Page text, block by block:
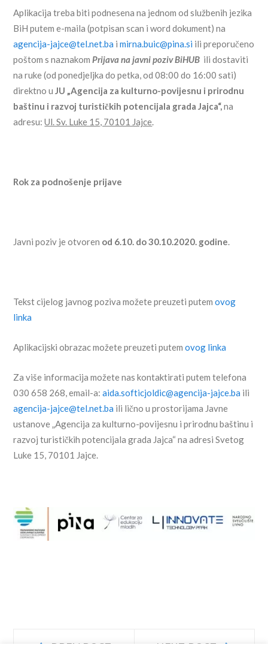
Aplikacija treba biti podnesena na jednom od službenih jezika
BiH putem e-maila (potpisan scan i word dokument) na
agencija-jajce@tel.net.ba imirna.buic@pina.si ili preporučeno
poštom s naznakomPrijava na javni poziv BiHUB ili dostaviti
na ruke (od ponedjeljka do petka, od 08:00 do 16:00 sati)
direktno uJU „Agencija za kulturno-povijesnu i prirodnu
baštinu i razvoj turističkih potencijala grada Jajca“,na
adresu:Ul. Sv. Luke 15, 70101 Jajce.
Rok za podnošenje prijave
Javni poziv je otvoren od 6.10. do 30.10.2020. godine.
Tekst cijelog javnog poziva možete preuzeti putemovog
linka
Aplikacijski obrazac možete preuzeti putemovog linka
Za više informacija možete nas kontaktirati putem telefona
030 658 268, email-a:aida.softicjoldic@agencija-jajce.ba ili
agencija-jajce@tel.net.ba ili lično u prostorijama Javne
ustanove „Agencija za kulturno-povijesnu i prirodnu baštinu i
razvoj turističkih potencijala grada Jajca“ na adresi Svetog
Luke 15, 70101 Jajce.
Navigacija
PREV POST NEXT POST